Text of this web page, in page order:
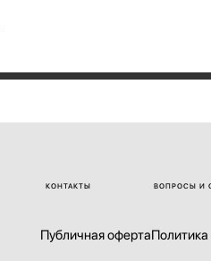
КОНТАКТЫ ВОПРОСЫ И
Публичная оферта